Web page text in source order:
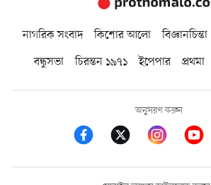
নাগরিক সংবাদ কিশোর আলো বিজ্ঞানচিন্তা
বন্ধুসভা
চিরন্তন ১৯৭১ ইপেপার প্রথমা
অনুসরণ করুন